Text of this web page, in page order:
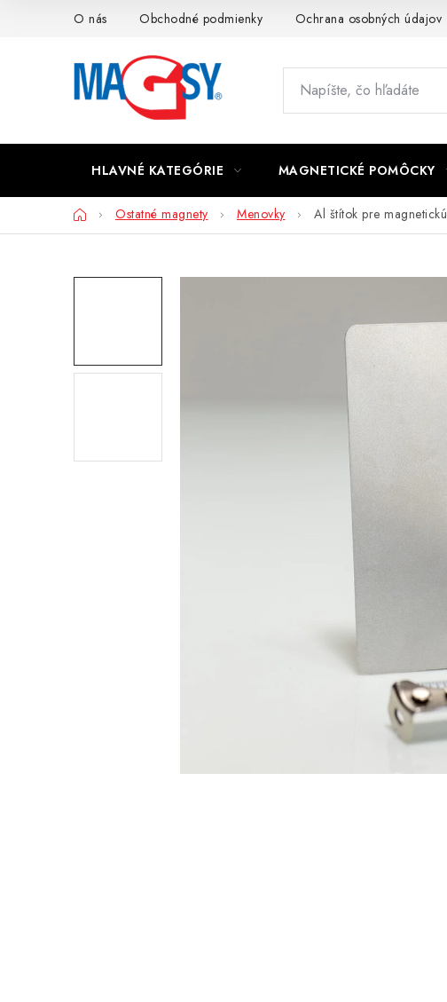
O nás Obchodné podmienky Ochrana osobných údajov
HLAVNÉ KATEGÓRIE MAGNETICKÉ POMÔCKY
DomovOstatné magnety Menovky Al štítok pre